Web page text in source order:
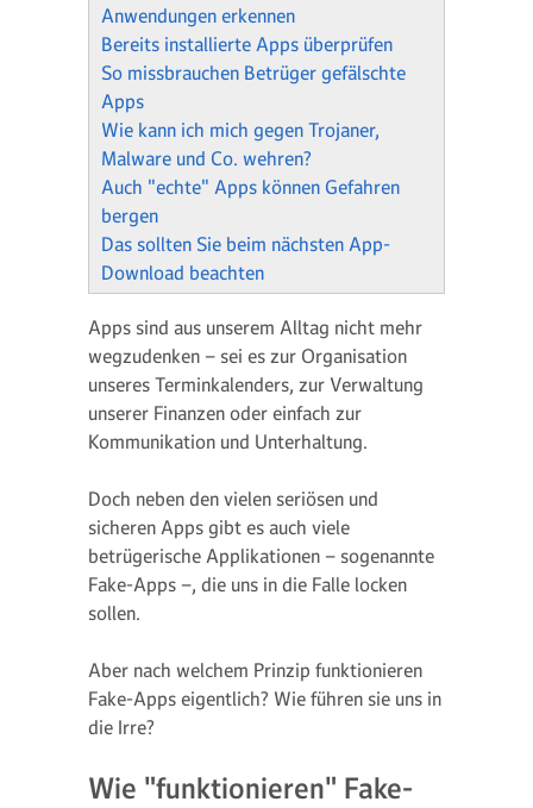
Anwendungen erkennen
Bereits installierte Apps überprüfen
So missbrauchen Betrüger gefälschte
Apps
Wie kann ich mich gegen Trojaner,
Malware und Co. wehren?
Auch "echte" Apps können Gefahren
bergen
Das sollten Sie beim nächsten App-
Download beachten
Apps sind aus unserem Alltag nicht mehr
wegzudenken – sei es zur Organisation
unseres Terminkalenders, zur Verwaltung
unserer Finanzen oder einfach zur
Kommunikation und Unterhaltung.
Doch neben den vielen seriösen und
sicheren Apps gibt es auch viele
betrügerische Applikationen – sogenannte
Fake-Apps –, die uns in die Falle locken
sollen.
Aber nach welchem Prinzip funktionieren
Fake-Apps eigentlich? Wie führen sie uns in
die Irre?
Wie "funktionieren" Fake-